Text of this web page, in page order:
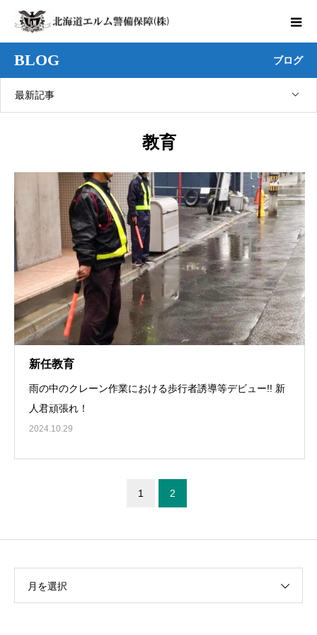
BLOG ブログ
最新記事
教育
新任教育
雨の中のクレーン作業における歩行者誘導等デビュー!! 新
人君頑張れ！
2024.10.29
1 2
月を選択